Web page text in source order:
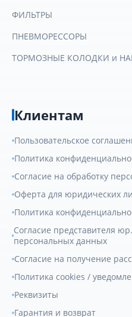
ФИЛЬТРЫ
ПНЕВМОРЕССОРЫ
ТОРМОЗНЫЕ КОЛОДКИ и
Клиентам
Пользовательское
Политика
Согласие на обработку
Оферта для юридических
Политика
Согласие представителя
персональных данных
Согласие на получение
Политика cookies /
Реквизиты
Гарантия и возврат